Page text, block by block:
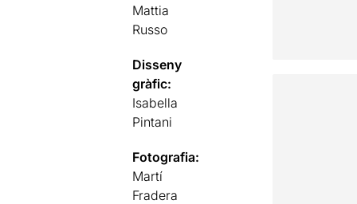
Mattia
Russo
Disseny
gràfic:
Isabella
Pintani
Fotografia:
Martí
Fradera